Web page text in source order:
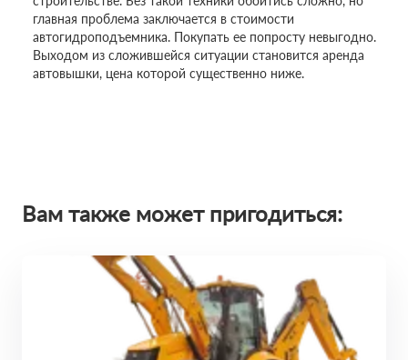
главная проблема заключается в стоимости
автогидроподъемника. Покупать ее попросту невыгодно.
Выходом из сложившейся ситуации становится аренда
автовышки, цена которой существенно ниже.
Вам также может пригодиться: